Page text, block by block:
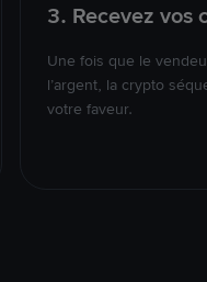
3. Recevez vos
Une fois que le
l’argent, la crypto
votre faveur.